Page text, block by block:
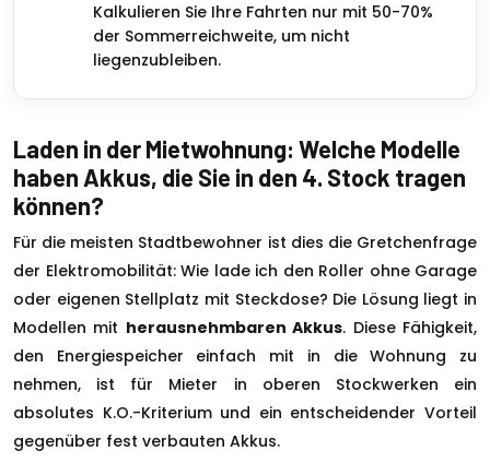
Kalkulieren Sie Ihre Fahrten nur mit 50-70%
der Sommerreichweite, um nicht
liegenzubleiben.
Laden in der Mietwohnung: Welche Modelle
haben Akkus, die Sie in den 4. Stock tragen
können?
Für die meisten Stadtbewohner ist dies die Gretchenfrage
der Elektromobilität: Wie lade ich den Roller ohne Garage
oder eigenen Stellplatz mit Steckdose? Die Lösung liegt in
Modellen mit herausnehmbaren Akkus. Diese Fähigkeit,
den Energiespeicher einfach mit in die Wohnung zu
nehmen, ist für Mieter in oberen Stockwerken ein
absolutes K.O.-Kriterium und ein entscheidender Vorteil
gegenüber fest verbauten Akkus.